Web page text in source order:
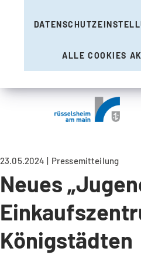
ALLE COOKIES
23.05.2024 Pressemitteilung
Neues
Königstädten